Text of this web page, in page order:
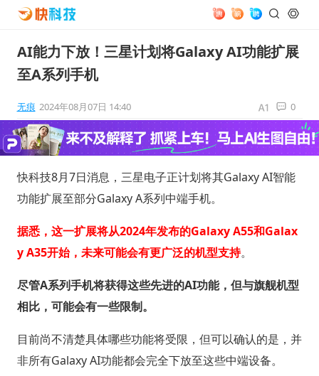
AI能力下放！三星计划将Galaxy AI功能扩展
至A系列手机
无痕 2024年08月07日 14:40 0
快科技8月7日消息，三星电子正计划将其Galaxy AI智能
功能扩展至部分Galaxy A系列中端手机。
据悉，这一扩展将从2024年发布的Galaxy A55和Galax
y A35开始，未来可能会有更广泛的机型支持。
尽管A系列手机将获得这些先进的AI功能，但与旗舰机型
相比，可能会有一些限制。
目前尚不清楚具体哪些功能将受限，但可以确认的是，并
非所有Galaxy AI功能都会完全下放至这些中端设备。